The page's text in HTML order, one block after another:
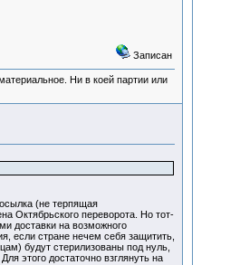
Записан
Ни в коей партии или
(не терпящая
Октябрьского переворота. Но тот-
доставки на возможного
если стране нечем себя защитить,
будут стерилизованы под нуль,
этого достаточно взглянуть на